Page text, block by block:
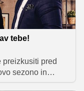
tebe!
pred
sezono in